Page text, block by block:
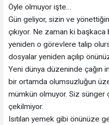
Öyle olmuyor işte…
Gün geliyor, sizin ve
çıkıyor. Ne zaman ki başkaca
yeniden o görevlere talip
dosyalar yeniden açılıp
Yeni dünya düzeninde çağın
bir ortamda olumsuzluğun
mümkün olmuyor. Siz sünger
çekilmiyor.
Isıtılan yemek gibi önünüze